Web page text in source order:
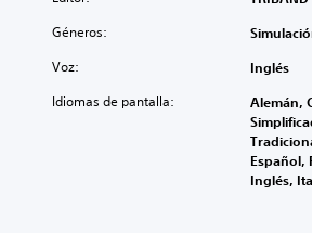
Géneros:
Voz: Inglés
Idiomas de pantalla:
Alemán,
Español,
Inglés,